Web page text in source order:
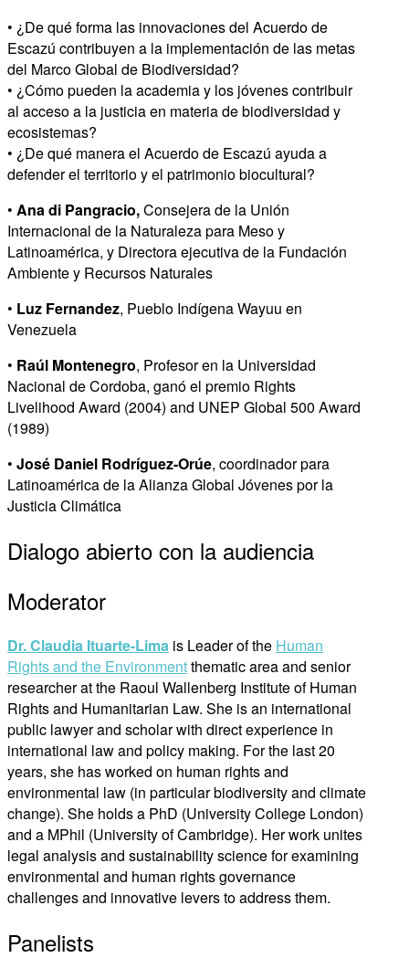
• ¿De qué forma las innovaciones del Acuerdo de
Escazú contribuyen a la implementación de las metas
del Marco Global de Biodiversidad?
• ¿Cómo pueden la academia y los jóvenes contribuir
al acceso a la justicia en materia de biodiversidad y
ecosistemas?
• ¿De qué manera el Acuerdo de Escazú ayuda a
defender el territorio y el patrimonio biocultural?
• Ana di Pangracio,Consejera de la Unión
Internacional de la Naturaleza para Meso y
Latinoamérica, y Directora ejecutiva de la Fundación
Ambiente y Recursos Naturales
• Luz Fernandez, Pueblo Indígena Wayuu en
Venezuela
• Raúl Montenegro, Profesor en la Universidad
Nacional de Cordoba, ganó el premio Rights
Livelihood Award (2004) and UNEP Global 500 Award
(1989)
• José Daniel Rodríguez-Orúe, coordinador para
Latinoamérica de la Alianza Global Jóvenes por la
Justicia Climática
Dialogo abierto con la audiencia
Moderator
Dr. Claudia Ituarte-Lima is Leader of the Human
Rights and the Environmentthematic area and senior
researcher at the Raoul Wallenberg Institute of Human
Rights and Humanitarian Law. She is an international
public lawyer and scholar with direct experience in
international law and policy making. For the last 20
years, she has worked on human rights and
environmental law (in particular biodiversity and climate
change). She holds a PhD (University College London)
and a MPhil (University of Cambridge). Her work unites
legal analysis and sustainability science for examining
environmental and human rights governance
challenges and innovative levers to address them.
Panelists